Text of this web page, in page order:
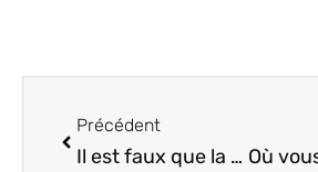
Précédent
Il est faux que la Marijuana réduit votre QI